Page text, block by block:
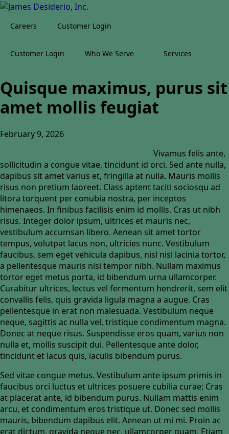
Careers Customer Login
Customer Login Who We Serve Services
Quisque maximus, purus sit
amet mollis feugiat
February 9, 2026
Vivamus felis ante,
sollicitudin a congue vitae, tincidunt id orci. Sed ante nulla,
dapibus sit amet varius et, fringilla at nulla. Mauris mollis
risus non pretium laoreet. Class aptent taciti sociosqu ad
litora torquent per conubia nostra, per inceptos
himenaeos. In finibus facilisis enim id mollis. Cras ut nibh
risus. Integer dolor ipsum, ultrices et mauris nec,
vestibulum accumsan libero. Aenean sit amet tortor
tempus, volutpat lacus non, ultricies nunc. Vestibulum
faucibus, sem eget vehicula dapibus, nisl nisl lacinia tortor,
a pellentesque mauris nisi tempor nibh. Nullam maximus
tortor eget metus porta, id bibendum urna ullamcorper.
Curabitur ultrices, lectus vel fermentum hendrerit, sem elit
convallis felis, quis gravida ligula magna a augue. Cras
pellentesque in erat non malesuada. Vestibulum neque
neque, sagittis ac nulla vel, tristique condimentum magna.
Donec at neque risus. Suspendisse eros quam, varius non
nulla et, mollis suscipit dui. Pellentesque ante dolor,
tincidunt et lacus quis, iaculis bibendum purus.
Sed vitae congue metus. Vestibulum ante ipsum primis in
faucibus orci luctus et ultrices posuere cubilia curae; Cras
at placerat ante, id bibendum purus. Nullam mattis enim
arcu, et condimentum eros tristique ut. Donec sed mollis
mauris, bibendum dapibus elit. Aenean ut mi mi. Proin ac
erat dictum, gravida neque nec, ullamcorper quam. Etiam